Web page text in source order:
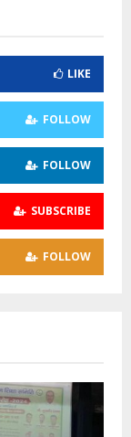
R
C
H
LIKE
FOLLOW
FOLLOW
SUBSCRIBE
FOLLOW